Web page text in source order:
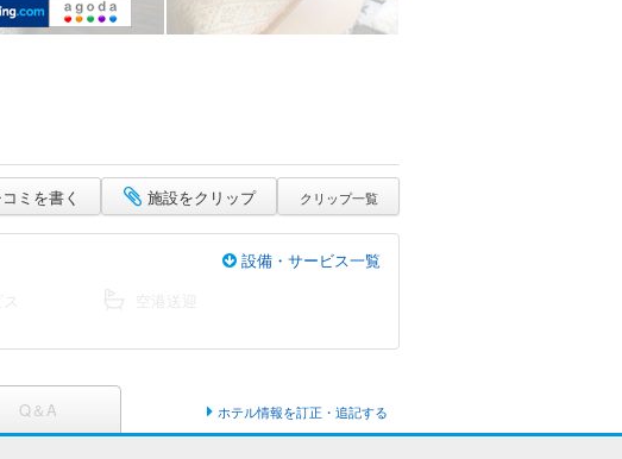
ミを書く 施設をクリップ クリップ一覧
設備・サービス一覧
Q＆A ホテル情報を訂正・追記する